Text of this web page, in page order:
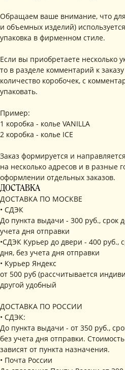
Обращаем ваше внимание, что
и объемных изделий)
упаковка в фирменном стиле.
Если вы приобретаете несколько
то в разделе комментарий к
количество коробочек, с
упаковать.
Пример:
1 коробка - колье VANILLA
2 коробка - колье ICE
Заказ формируется и
на несколько адресов и в разные
оформлении отдельных заказов.
ДОСТАВКА
ДОСТАВКА ПО МОСКВЕ
• СДЭК
До пункта выдачи - 300 руб., срок
учета дня отправки
•СДЭК Курьер до двери - 400 руб.,
дня, без учета дня отправки
• Курьер Яндекс
от 500 руб (рассчитывается
другой удобный
ДОСТАВКА ПО РОССИИ
• СДЭК:
До пункта выдачи - от 350 руб.,
без учета дня отправки.
зависят от пункта назначения.
• Почта России